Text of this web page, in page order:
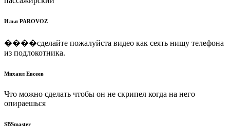
Илья PAROVOZ
����сделайте пожалуйста видео как сеять нишу телефона
из подлокотника.
Михаил Евсеев
Что можно сделать чтобы он не скрипел когда на него
опираешься
SBSmaster